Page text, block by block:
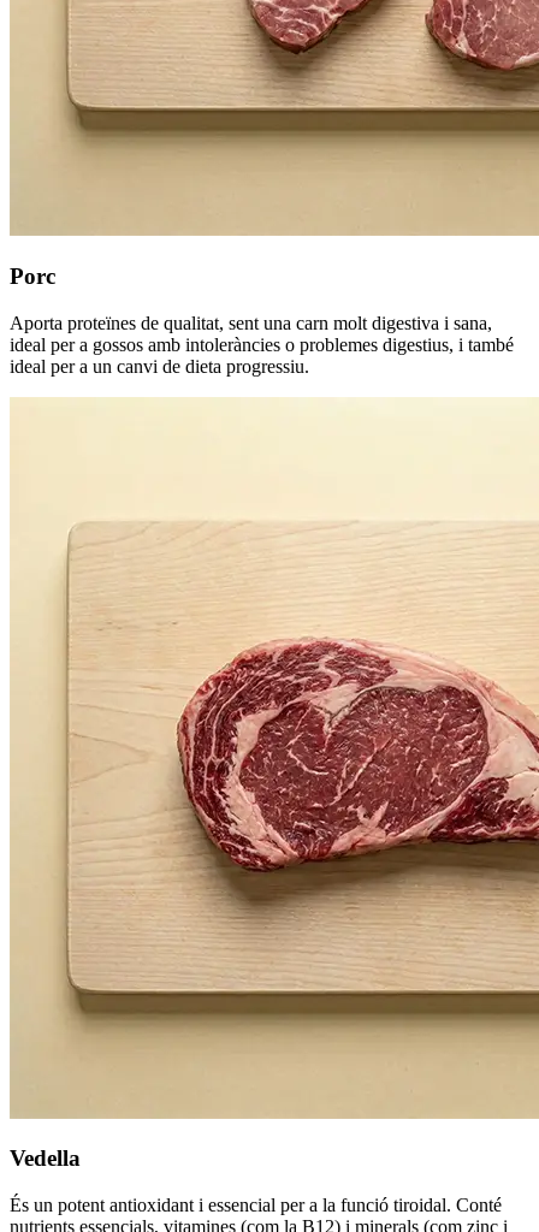
Porc
Aporta proteïnes de qualitat, sent una carn molt digestiva i sana,
ideal per a gossos amb intoleràncies o problemes digestius, i també
ideal per a un canvi de dieta progressiu.
Vedella
És un potent antioxidant i essencial per a la funció tiroidal. Conté
nutrients essencials, vitamines (com la B12) i minerals (com zinc i